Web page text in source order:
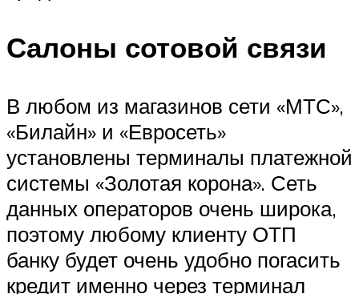
Салоны сотовой связи
В любом из магазинов сети «МТС»,
«Билайн» и «Евросеть»
установлены терминалы платежной
системы «Золотая корона». Сеть
данных операторов очень широка,
поэтому любому клиенту ОТП
банку будет очень удобно погасить
кредит именно через терминал